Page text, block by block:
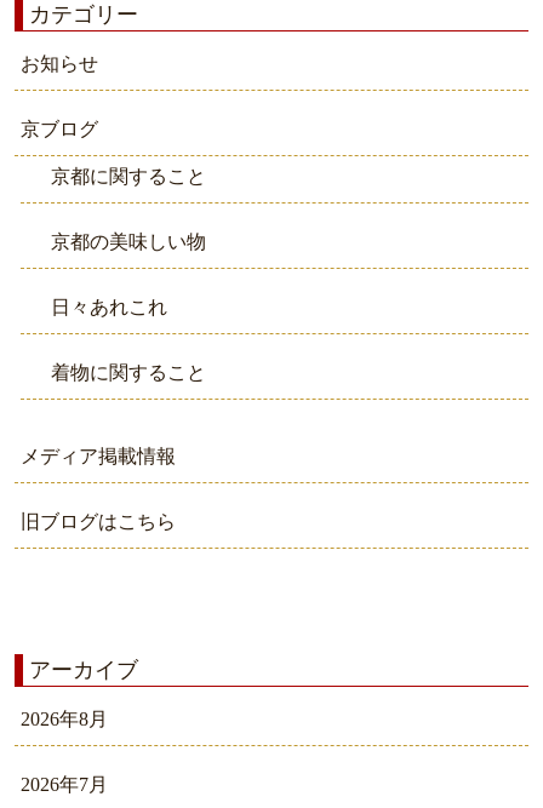
カテゴリー
お知らせ
京ブログ
京都に関すること
京都の美味しい物
日々あれこれ
着物に関すること
メディア掲載情報
旧ブログはこちら
アーカイブ
2026年8月
2026年7月